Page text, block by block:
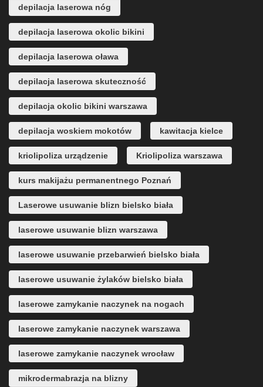
depilacja laserowa nóg
depilacja laserowa okolic bikini
depilacja laserowa oława
depilacja laserowa skuteczność
depilacja okolic bikini warszawa
depilacja woskiem mokotów kawitacja kielce
kriolipoliza urządzenie Kriolipoliza warszawa
kurs makijażu permanentnego Poznań
Laserowe usuwanie blizn bielsko biała
laserowe usuwanie blizn warszawa
laserowe usuwanie przebarwień bielsko biała
laserowe usuwanie żylaków bielsko biała
laserowe zamykanie naczynek na nogach
laserowe zamykanie naczynek warszawa
laserowe zamykanie naczynek wrocław
mikrodermabrazja na blizny